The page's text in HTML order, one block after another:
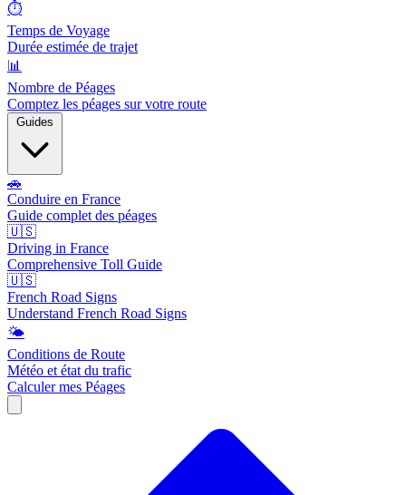
⏱️
Temps de Voyage
Durée estimée de trajet
📊
Nombre de Péages
Comptez les péages sur votre route
Guides
🚗
Conduire en France
Guide complet des péages
🇺🇸
Driving in France
Comprehensive Toll Guide
🇺🇸
French Road Signs
Understand French Road Signs
🌤️
Conditions de Route
Météo et état du trafic
Calculer mes Péages